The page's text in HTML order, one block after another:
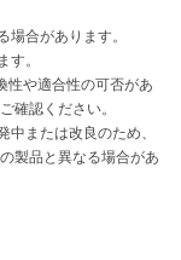
合があります。
。
性や適合性の可否があ
確認ください。
または改良のため、
製品と異なる場合があ